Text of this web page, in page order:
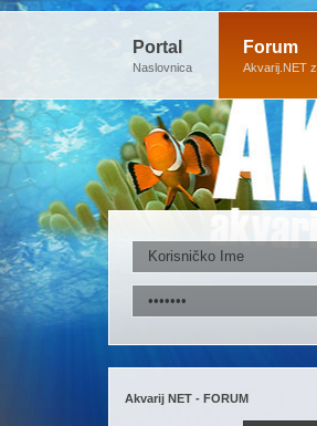
Portal
Naslovnica
Forum
Akvarij.NET
Akvarij NET - FORUM